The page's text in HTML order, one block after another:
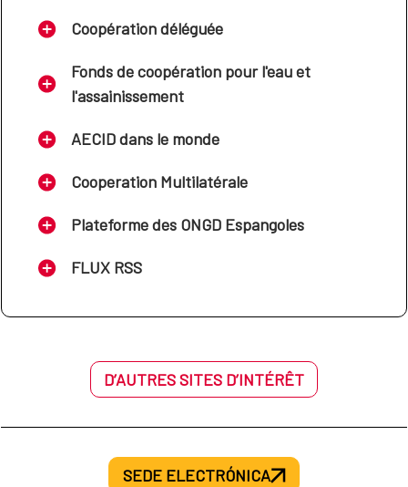
Coopération déléguée
Fonds de coopération pour l'eau et
l'assainissement
AECID dans le monde
Cooperation Multilatérale
Plateforme des ONGD Espangoles
FLUX RSS
D’AUTRES SITES D’INTÉRÊT
SEDE ELECTRÓNICA